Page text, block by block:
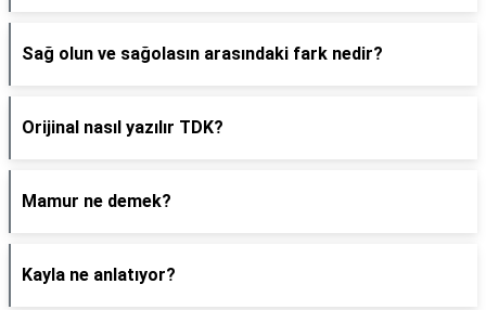
Sağ olun ve sağolasın arasındaki fark nedir?
Orijinal nasıl yazılır TDK?
Mamur ne demek?
Kayla ne anlatıyor?